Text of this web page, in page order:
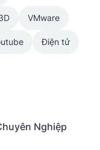
VMware
Điện tử
Nghiệp